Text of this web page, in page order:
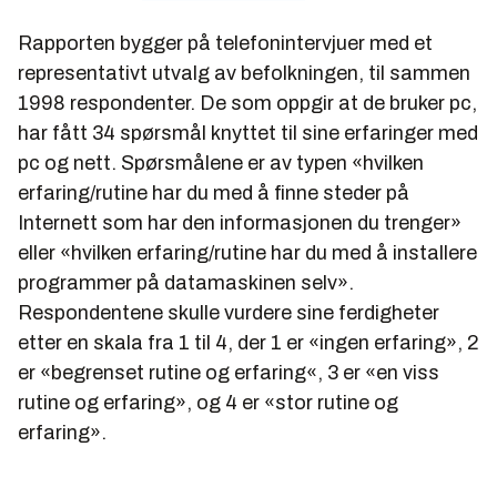
Rapporten bygger på telefonintervjuer med et
representativt utvalg av befolkningen, til sammen
1998 respondenter. De som oppgir at de bruker pc,
har fått 34 spørsmål knyttet til sine erfaringer med
pc og nett. Spørsmålene er av typen «hvilken
erfaring/rutine har du med å finne steder på
Internett som har den informasjonen du trenger»
eller «hvilken erfaring/rutine har du med å installere
programmer på datamaskinen selv».
Respondentene skulle vurdere sine ferdigheter
etter en skala fra 1 til 4, der 1 er «ingen erfaring», 2
er «begrenset rutine og erfaring«, 3 er «en viss
rutine og erfaring», og 4 er «stor rutine og
erfaring».